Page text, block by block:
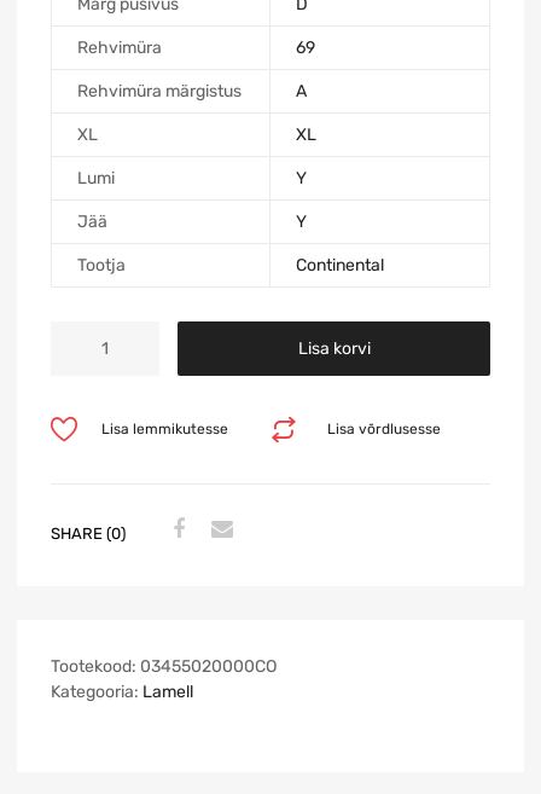
Märg püsivus D
Rehvimüra 69
Rehvimüra märgistus A
XL XL
Lumi Y
Jää Y
Tootja Continental
Lisa korvi
Lisa võrdlusesse
Lisa lemmikutesse
SHARE (0)
Tootekood: 03455020000CO
Kategooria: Lamell